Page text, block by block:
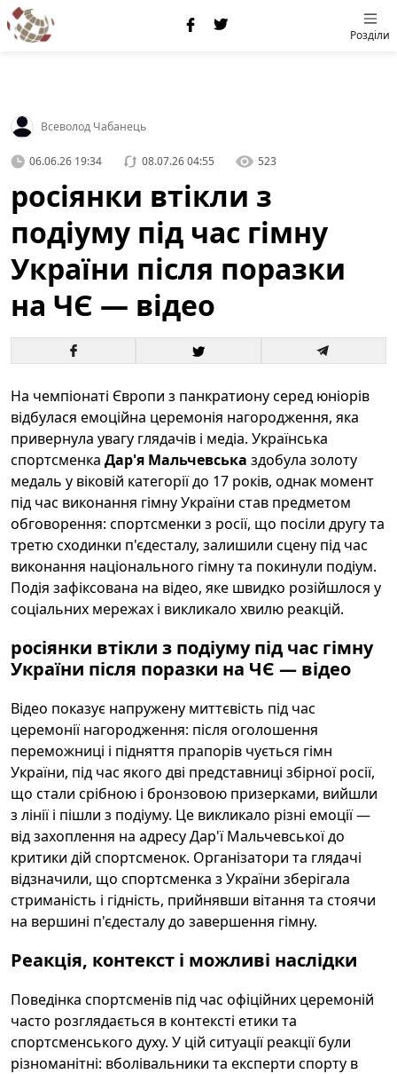
Розділи
Всеволод Чабанець
06.06.26 19:34 08.07.26 04:55 523
росіянки втікли з
подіуму під час гімну
України після поразки
на ЧЄ — відео
На чемпіонаті Європи з панкратиону серед юніорів
відбулася емоційна церемонія нагородження, яка
привернула увагу глядачів і медіа. Українська
спортсменка Дар'я Мальчевська здобула золоту
медаль у віковій категорії до 17 років, однак момент
під час виконання гімну України став предметом
обговорення: спортсменки з росії, що посіли другу та
третю сходинки п'єдесталу, залишили сцену під час
виконання національного гімну та покинули подіум.
Подія зафіксована на відео, яке швидко розійшлося у
соціальних мережах і викликало хвилю реакцій.
росіянки втікли з подіуму під час гімну
України після поразки на ЧЄ — відео
Відео показує напружену миттєвість під час
церемонії нагородження: після оголошення
переможниці і підняття прапорів чується гімн
України, під час якого дві представниці збірної росії,
що стали срібною і бронзовою призерками, вийшли
з лінії і пішли з подіуму. Це викликало різні емоції —
від захоплення на адресу Дар'ї Мальчевської до
критики дій спортсменок. Організатори та глядачі
відзначили, що спортсменка з України зберігала
стриманість і гідність, прийнявши вітання та стоячи
на вершині п'єдесталу до завершення гімну.
Реакція, контекст і можливі наслідки
Поведінка спортсменів під час офіційних церемоній
часто розглядається в контексті етики та
спортсменського духу. У цій ситуації реакції були
різноманітні: вболівальники та експерти спорту в